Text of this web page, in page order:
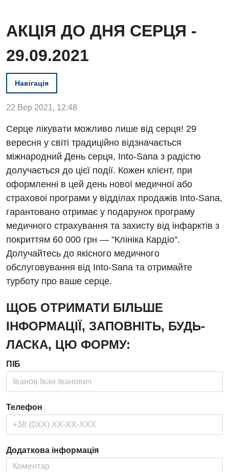
Вакансії
Заходи БПР
Інтернатура
Енциклопедія
Програма лояльності
Відгуки
Відео
Діагностика
Ангіографічні дослідження
Діагностичне відділення
Ендоскопічне відділення
Інструментальна діагностика
Комп’ютерна томографія
Мамографія
Нейросонографія
Рентгенографія
УЗД
Акушерство і гінекологія
Андрологія
Відділ госпіталізації
Відділення кардіосудинної патології та неврології
Відділення невідкладних станів
Відділення інтенсивної терапії
Гінекологічне відділення
Денний стаціонар
Діагностичне відділення
Ендоскопічне відділення
Онкологічне відділлення
Офтальмологічне відділення
Педіатричне відділення
Терапевтичне відділення
Травматологічне відділення
Урологічне відділення
Декларування
Національний скринінг здоров’я 40+
Українська
АКЦІЯ ДО ДНЯ СЕРЦЯ -
29.09.2021
Навігація
22 Вер 2021, 12:48
Серце лікувати можливо лише від серця! 29
вересня у світі традиційно відзначається
міжнародний День серця, Into-Sana з радістю
долучається до цієї події. Кожен клієнт, при
оформленні в цей день нової медичної або
страховоі програми у відділах продажів Into-Sana,
гарантовано отримає у подарунок програму
медичного страхування та захисту від інфарктів з
покриттям 60 000 грн — "Клініка Кардіо".
Долучайтесь до якісного медичного
обслуговування від Into-Sana та отримайте
турботу про ваше серце.
ЩОБ ОТРИМАТИ БІЛЬШЕ
ІНФОРМАЦІЇ, ЗАПОВНІТЬ, БУДЬ-
ЛАСКА, ЦЮ ФОРМУ:
ПІБ
Телефон
Додаткова інформація